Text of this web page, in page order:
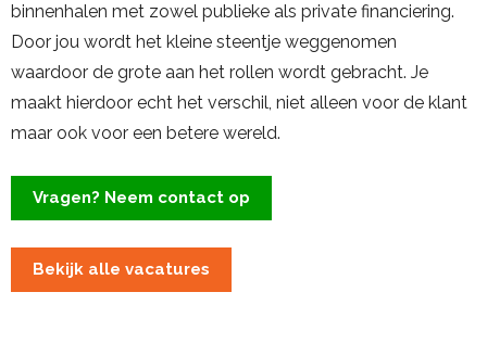
binnenhalen met zowel publieke als private financiering.
Door jou wordt het kleine steentje weggenomen
waardoor de grote aan het rollen wordt gebracht. Je
maakt hierdoor echt het verschil, niet alleen voor de klant
maar ook voor een betere wereld.
Vragen? Neem contact op
Bekijk alle vacatures